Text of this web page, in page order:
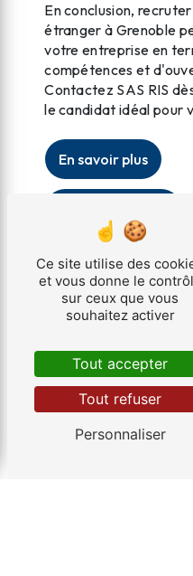
En conclusion,
étranger à Grenoble
votre entreprise en
compétences et
Contactez SAS RIS
le candidat idéal pour
En savoir plus
3
13100
Ce site utilise des
et vous donne le
sur ceux que vous
souhaitez activer
Tout accepter
Tout refuser
Personnaliser